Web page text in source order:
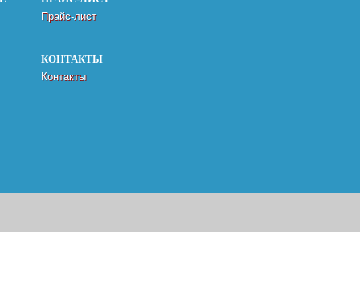
Прайс-лист
КОНТАКТЫ
Контакты